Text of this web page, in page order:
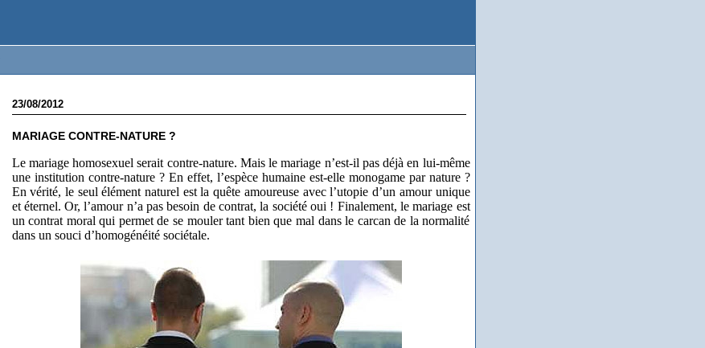
23/08/2012
MARIAGE CONTRE-NATURE ?
Le mariage homosexuel serait contre-nature. Mais le mariage n’est-il pas déjà en lui-même
une institution contre-nature ? En effet, l’espèce humaine est-elle monogame par nature ?
En vérité, le seul élément naturel est la quête amoureuse avec l’utopie d’un amour unique
et éternel. Or, l’amour n’a pas besoin de contrat, la société oui ! Finalement, le mariage est
un contrat moral qui permet de se mouler tant bien que mal dans le carcan de la normalité
dans un souci d’homogénéité sociétale.